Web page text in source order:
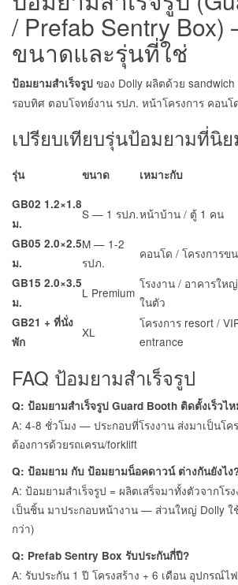
/ Prefab Sentry Box)
ขนาดและรุ่นที่ใช่
ป้อมยามสำเร็จรูป ของ Dolly ผลิตด้วย sandwich
รอบทิศ ตอบโจทย์งาน รปภ. หน้าโครงการ คอนโ
เปรียบเทียบรุ่นป้อมยามที่นิ
รุ่น ขนาด เหมาะกับ
GB02 1.2×1.8
ม.
S — 1 รปภ.หน้าบ้าน / ตู้ 1 คน
GB05 2.0×2.5
ม.
M — 1-2
รปภ.
คอนโด / โครงการข
GB15 2.0×3.5
ม.
L Premium
โรงงาน / อาคารให
ในตัว
GB21 + ที่นั่ง
พัก
XL
โครงการ resort /
entrance
FAQ ป้อมยามสำเร็จรูป
Q: ป้อมยามสำเร็จรูป Guard Booth ติดตั้งเร็วไ
A: 4-8 ชั่วโมง — ประกอบที่โรงงาน ส่งมาเป็นโค
ต้องการด้วยรถเครน/forklift
Q: ป้อมยาม กับ ป้อมยามน็อคดาวน์ ต่างกันยังไง
A: ป้อมยามสำเร็จรูป = ผลิตเสร็จมาทั้งตัวจากโร
เป็นชิ้น มาประกอบหน้างาน — ส่วนใหญ่ Dolly ใ
กว่า)
Q: Prefab Sentry Box รับประกันกี่ปี?
A: รับประกัน 1 ปี โครงสร้าง + 6 เดือน อุปกรณ์